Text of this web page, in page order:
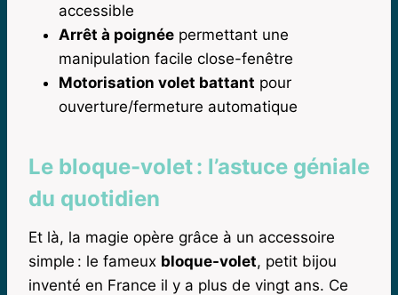
accessible
Arrêt à poignée permettant une
manipulation facile close-fenêtre
Motorisation volet battant pour
ouverture/fermeture automatique
Le bloque-volet : l’astuce géniale
du quotidien
Et là, la magie opère grâce à un accessoire
simple : le fameux bloque-volet, petit bijou
inventé en France il y a plus de vingt ans. Ce